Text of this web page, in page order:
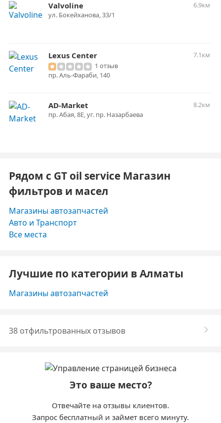
Valvoline
6.9км
ул. Бокейханова, 33/1
Lexus Center
7.1км
1 отзыв
пр. Аль-Фараби, 140
AD-Market
8.2км
пр. Абая, 8Е, уг. пр. Назарбаева
Рядом с GT oil service Магазин
фильтров и масел
Магазины автозапчастей
Авто и Транспорт
Все места
Лучшие по категории в Алматы
Магазины автозапчастей
38 отфильтрованных отзывов
Это ваше место?
Отвечайте на отзывы клиентов.
Запрос бесплатный и займет всего минуту.